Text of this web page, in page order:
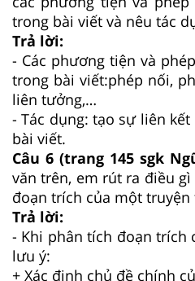
trong bài viết và nêu tác
Trả lời:
- Các phương tiện và
trong bài viết:phép nối,
liên tưởng,…
- Tác dụng: tạo sự liên
bài viết.
Câu 6 (trang 145 sgk
văn trên, em rút ra điều
đoạn trích của một truyện
Trả lời:
- Khi phân tích đoạn trích
lưu ý:
+ Xác định chủ đề chính